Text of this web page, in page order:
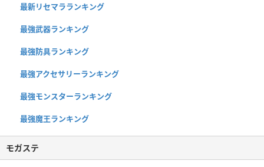
最新リセマラランキング
最強武器ランキング
最強防具ランキング
最強アクセサリーランキング
最強モンスターランキング
最強魔王ランキング
モガステ